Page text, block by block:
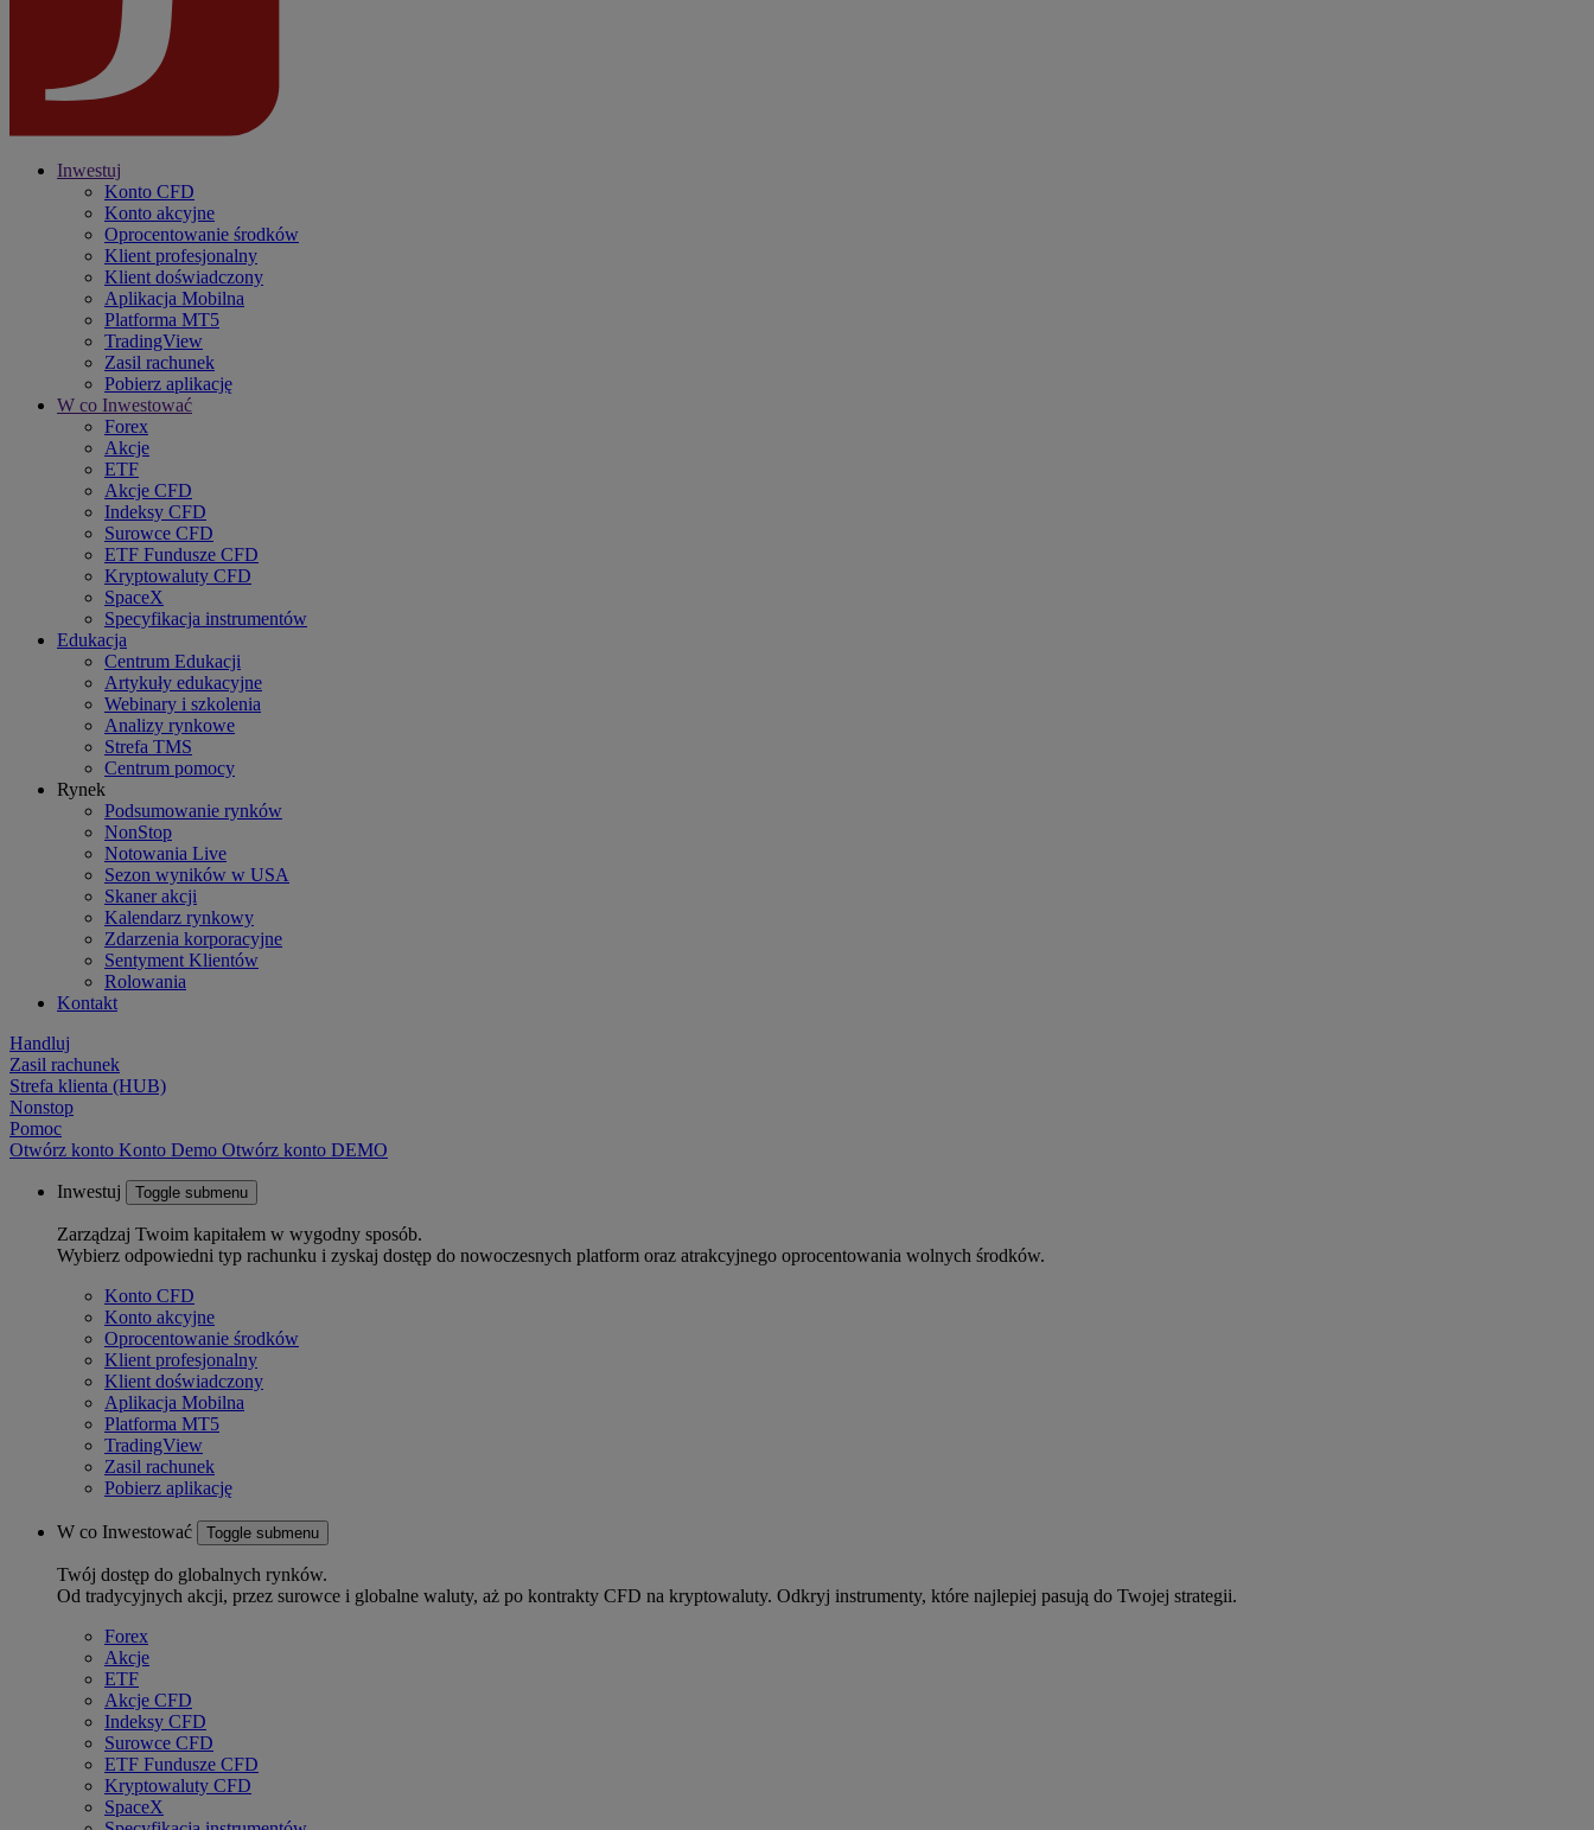
Inwestuj
Konto CFD
Konto akcyjne
Oprocentowanie środków
Klient profesjonalny
Klient doświadczony
Aplikacja Mobilna
Platforma MT5
TradingView
Zasil rachunek
Pobierz aplikację
W co Inwestować
Forex
Akcje
ETF
Akcje CFD
Indeksy CFD
Surowce CFD
ETF Fundusze CFD
Kryptowaluty CFD
SpaceX
Specyfikacja instrumentów
Edukacja
Centrum Edukacji
Artykuły edukacyjne
Webinary i szkolenia
Analizy rynkowe
Strefa TMS
Centrum pomocy
Rynek
Podsumowanie rynków
NonStop
Notowania Live
Sezon wyników w USA
Skaner akcji
Kalendarz rynkowy
Zdarzenia korporacyjne
Sentyment Klientów
Rolowania
Kontakt
Handluj
Zasil rachunek
Strefa klienta (HUB)
Nonstop
Pomoc
Otwórz konto Konto Demo Otwórz konto DEMO
Inwestuj Toggle submenu
Zarządzaj Twoim kapitałem w wygodny sposób.
Wybierz odpowiedni typ rachunku i zyskaj dostęp do nowoczesnych platform oraz atrakcyjnego oprocentowania wolnych środków.
Konto CFD
Konto akcyjne
Oprocentowanie środków
Klient profesjonalny
Klient doświadczony
Aplikacja Mobilna
Platforma MT5
TradingView
Zasil rachunek
Pobierz aplikację
W co Inwestować Toggle submenu
Twój dostęp do globalnych rynków.
Od tradycyjnych akcji, przez surowce i globalne waluty, aż po kontrakty CFD na kryptowaluty. Odkryj instrumenty, które najlepiej pasują do Twojej strategii.
Forex
Akcje
ETF
Akcje CFD
Indeksy CFD
Surowce CFD
ETF Fundusze CFD
Kryptowaluty CFD
SpaceX